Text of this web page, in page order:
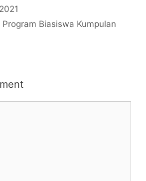
Biasiswa Kumpulan